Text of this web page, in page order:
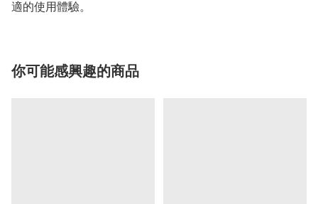
適的使用體驗。
你可能感興趣的商品